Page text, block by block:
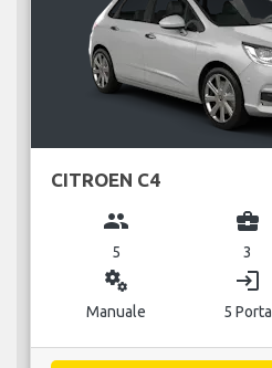
CITROEN C4
group
5
business_center
3
miscellaneous_services
Manuale
login
5 Porta